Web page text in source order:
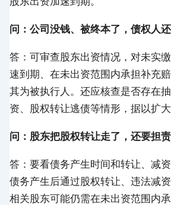
问：公司没钱、被终本了，债权人
答：可审查股东出资情况，对未实
速到期、在未出资范围内承担补充
其为被执行人。还应核查是否存在
资、股权转让逃债等情形，据以扩大
问：股东把股权转让走了，还要担
答：要看债务产生时间和转让、减
债务产生后通过股权转让、违法减
相关股东可能仍需在未出资范围内